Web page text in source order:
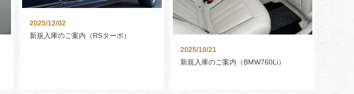
2025/12/02
新規入庫のご案内（RSターボ）
2025/10/21
新規入庫のご案内（BMW760Li）